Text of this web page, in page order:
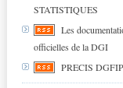
STATISTIQUES
Les
officielles de la DGI
PRECIS